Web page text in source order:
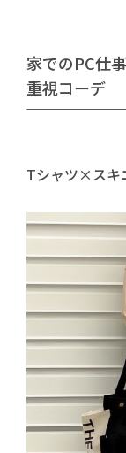
家でのPC仕
重視コーデ
Tシャツ×スキ